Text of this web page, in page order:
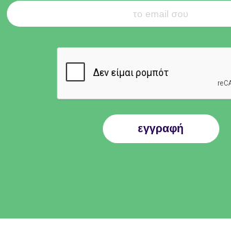
εγγραφή